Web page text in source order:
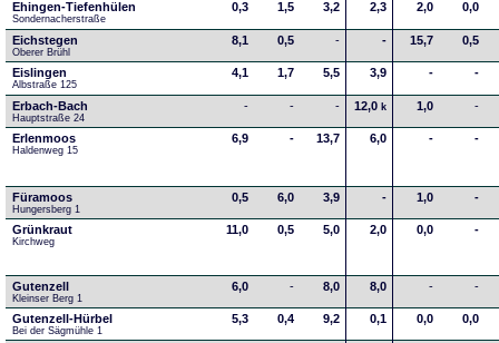
Ehingen-Tiefenhülen
Sondernacherstraße
0,3 1,5 3,2 2,3 2,0 0,0
Eichstegen
Oberer Brühl
8,1 0,5 - - 15,7 0,5
Eislingen
Albstraße 125
4,1 1,7 5,5 3,9 - -
Erbach-Bach
Hauptstraße 24
- - - 12,0 k 1,0 -
Erlenmoos
Haldenweg 15
6,9 - 13,7 6,0 - -
Füramoos
Hungersberg 1
0,5 6,0 3,9 - 1,0 -
Grünkraut
Kirchweg
11,0 0,5 5,0 2,0 0,0 -
Gutenzell
Kleinser Berg 1
6,0 - 8,0 8,0 - -
Gutenzell-Hürbel
Bei der Sägmühle 1
5,3 0,4 9,2 0,1 0,0 0,0